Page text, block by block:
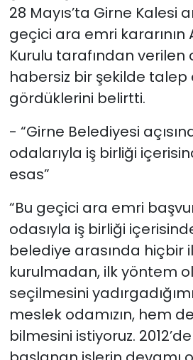
28 Mayıs’ta Girne Kalesi
geçici ara emri kararının
Kurulu tarafından verilen
habersiz bir şekilde talep
gördüklerini belirtti.
- “Girne Belediyesi
odalarıyla iş birliği
esas”
“Bu geçici ara emri
odasıyla iş birliği
belediye arasında hiçbir
kurulmadan, ilk yöntem
seçilmesini
meslek odamızın, hem de
bilmesini istiyoruz.